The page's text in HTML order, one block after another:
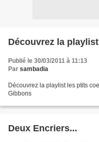
Découvrez la
Publié le 30/03/2011 à 11:13
Par sambadia
Découvrez la playlist les ptits
Gibbons
Deux Encriers...